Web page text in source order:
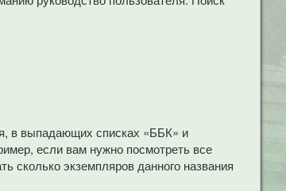
в выпадающих списках «ББК» и
если вам нужно посмотреть все
сколько экземпляров данного названия